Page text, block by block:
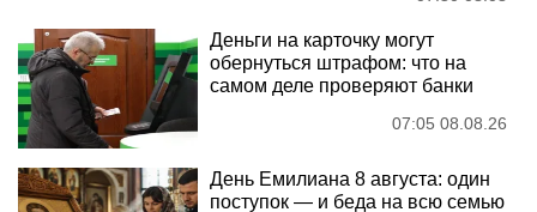
Деньги на карточку могут
обернуться штрафом: что на
самом деле проверяют банки
07:05 08.08.26
День Емилиана 8 августа: один
поступок — и беда на всю семью